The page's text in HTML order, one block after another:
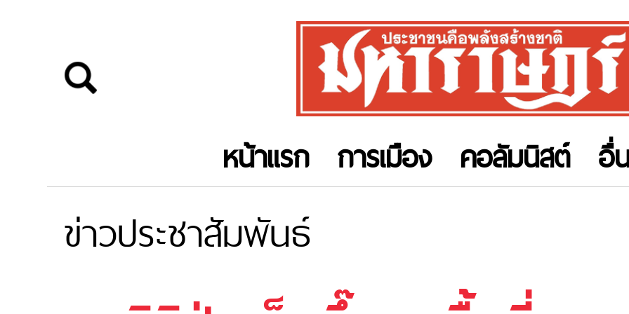
หน้าแรก การเมือง คอลัมนิสต์ อื่
ข่าวประชาสัมพันธ์